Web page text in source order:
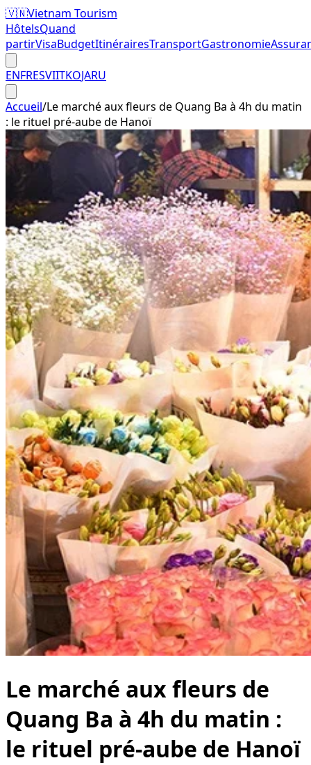
🇻🇳Vietnam Tourism
HôtelsQuand
partirVisaBudgetItinérairesTransportGastronomie
ENFRESVIITKOJARU
Accueil/Le marché aux fleurs de Quang Ba à 4h du matin
: le rituel pré-aube de Hanoï
Le marché aux fleurs de
Quang Ba à 4h du matin :
le rituel pré-aube de Hanoï